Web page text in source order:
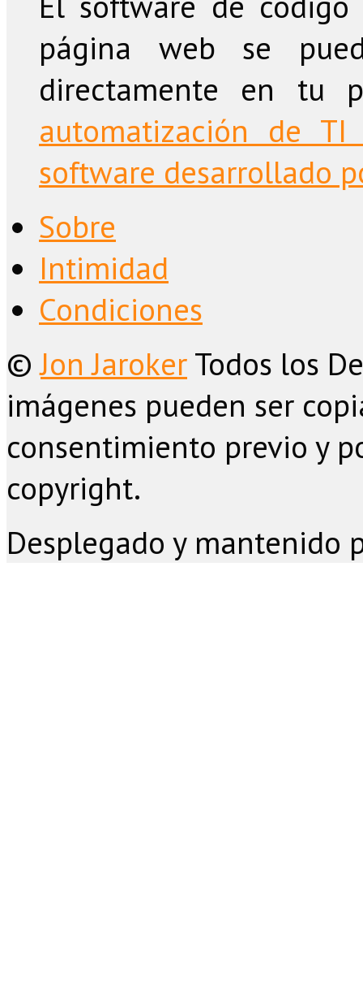
página web se
directamente en tu
automatización de
software desarrollado
Sobre
Intimidad
Condiciones
©Jon JarokerTodos los
imágenes pueden ser
consentimiento previo y
copyright.
Desplegado y mantenido